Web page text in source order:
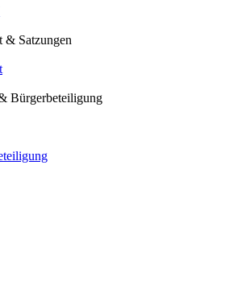
& Satzungen
Bürgerbeteiligung